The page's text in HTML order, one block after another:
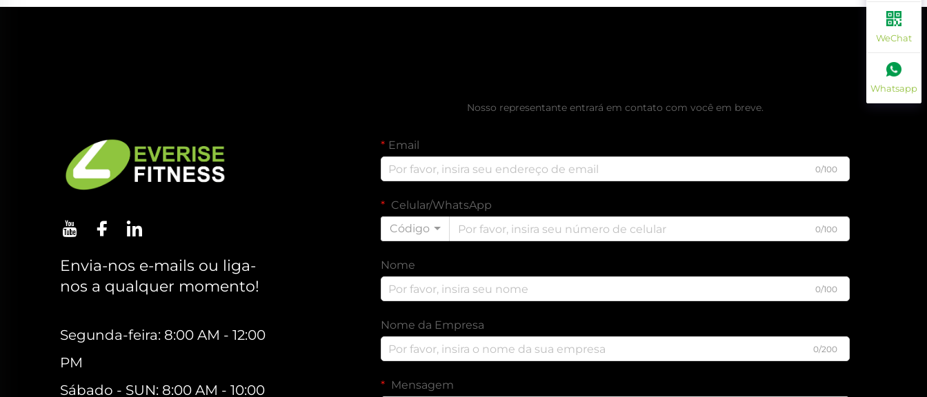
WeChat
Whatsapp
Envia-nos e-mails ou liga-
nos a qualquer momento!
Segunda-feira: 8:00 AM - 12:00
PM
Sábado - SUN: 8:00 AM - 10:00
Nosso representante entrará em contato com você em breve.
Email
0/100
Celular/WhatsApp
Código
0/100
Nome
0/100
Nome da Empresa
0/200
Mensagem